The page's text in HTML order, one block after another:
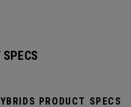
SPECS
PRODUCT SPECS